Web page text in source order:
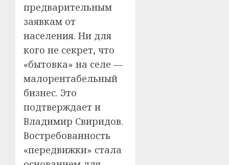
предварительным
заявкам от
населения. Ни для
кого не секрет, что
«бытовка» на селе —
малорентабельный
бизнес. Это
подтверждает и
Владимир Свиридов.
Востребованность
«передвижки» стала